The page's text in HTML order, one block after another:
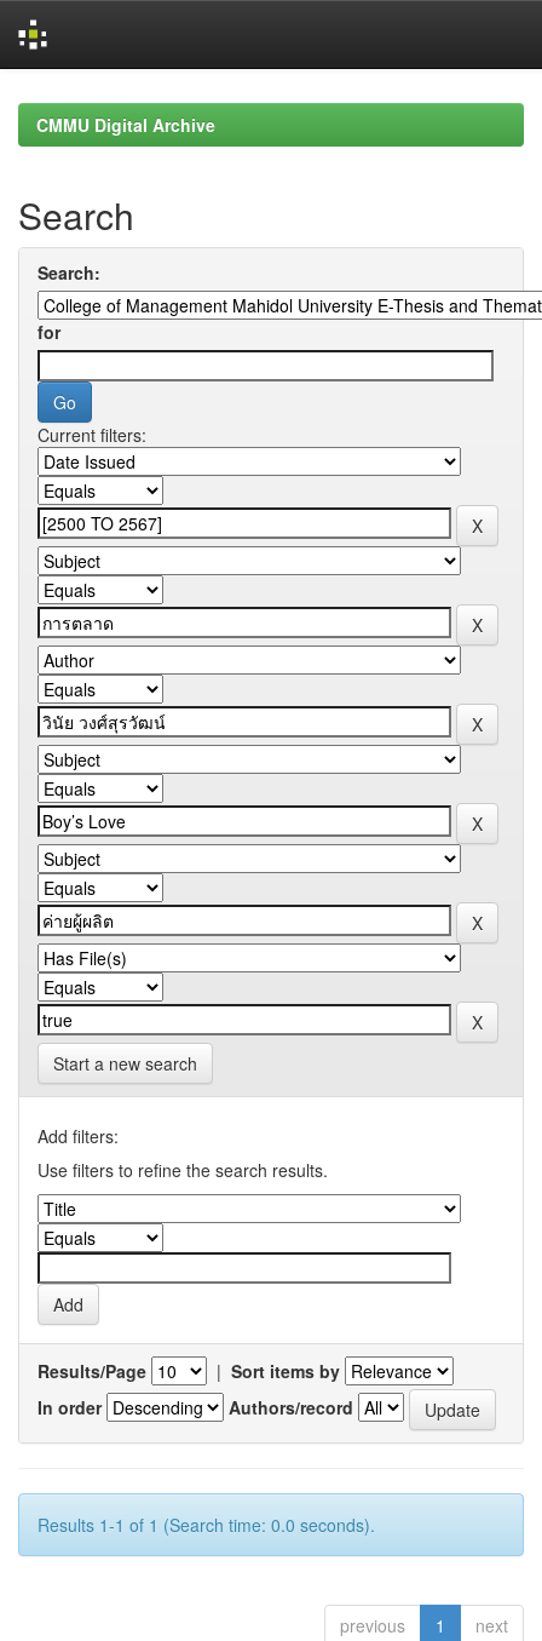
navigationCMMU Digital Archive
Search
Search:
for
Current filters:
Start a new search
Add filters:
Use filters to refine the search results.
Results/Page | Sort items by
In order
Authors/record
Results 1-1 of 1 (Search time: 0.0 seconds).
previous 1 next